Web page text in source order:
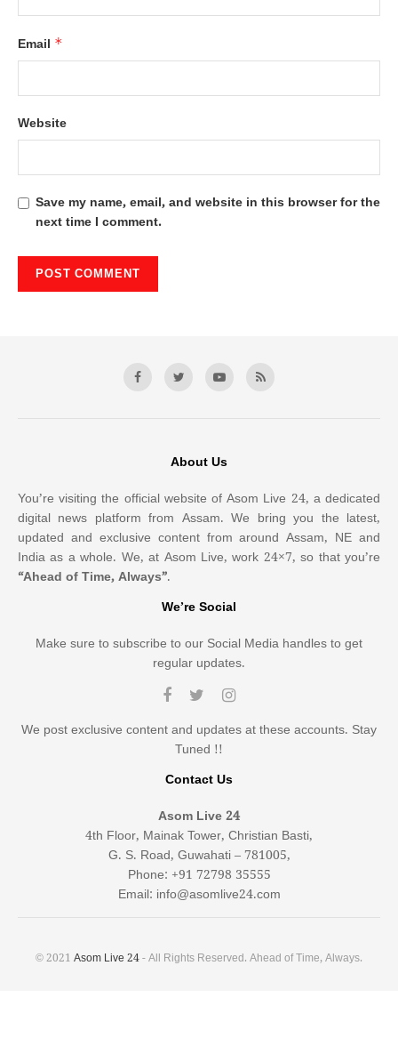
Email *
Website
Save my name, email, and website in this browser for the
next time I comment.
About Us
You’re visiting the official website of Asom Live 24, a dedicated
digital news platform from Assam. We bring you the latest,
updated and exclusive content from around Assam, NE and
India as a whole. We, at Asom Live, work 24×7, so that you’re
“Ahead of Time, Always”.
We’re Social
Make sure to subscribe to our Social Media handles to get
regular updates.
We post exclusive content and updates at these accounts. Stay
Tuned !!
Contact Us
Asom Live 24
4th Floor, Mainak Tower, Christian Basti,
G. S. Road, Guwahati – 781005,
Phone: +91 72798 35555
Email: info@asomlive24.com
© 2021 Asom Live 24- All Rights Reserved. Ahead of Time, Always.